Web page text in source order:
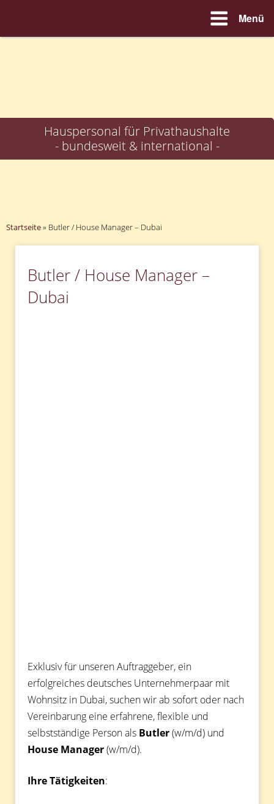
Menü
Hauspersonal für Privathaushalte
- bundesweit & international -
Startseite» Butler / House Manager – Dubai
Butler / House Manager –
Dubai
Exklusiv für unseren Auftraggeber, ein
erfolgreiches deutsches Unternehmerpaar mit
Wohnsitz in Dubai, suchen wir ab sofort oder nach
Vereinbarung eine erfahrene, flexible und
selbstständige Person als Butler(w/m/d) und
House Manager(w/m/d).
Ihre Tätigkeiten: